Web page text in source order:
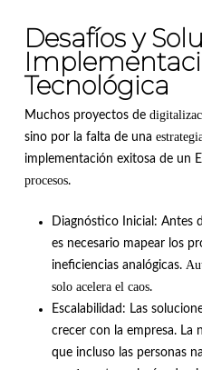
Desafíos y
Tecnológica
Muchos proyectos de
sino por la falta de una
implementación exitosa de un
procesos.
Diagnóstico Inicial: Antes
es necesario mapear los
ineficiencias analógicas.
solo acelera el caos.
Escalabilidad: Las
crecer con la empresa. La
que incluso las personas